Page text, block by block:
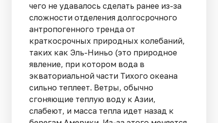
чего не удавалось сделать ранее из-за
сложности отделения долгосрочного
антропогенного тренда от
краткосрочных природных колебаний,
таких как Эль-Ниньо (это природное
явление, при котором вода в
экваториальной части Тихого океана
сильно теплеет. Ветры, обычно
сгоняющие теплую воду к Азии,
слабеют, и масса тепла идет назад к